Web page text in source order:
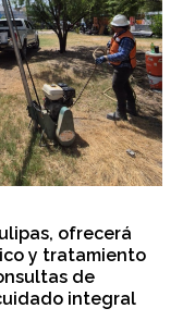
ofrecerá
y tratamiento
de
integral